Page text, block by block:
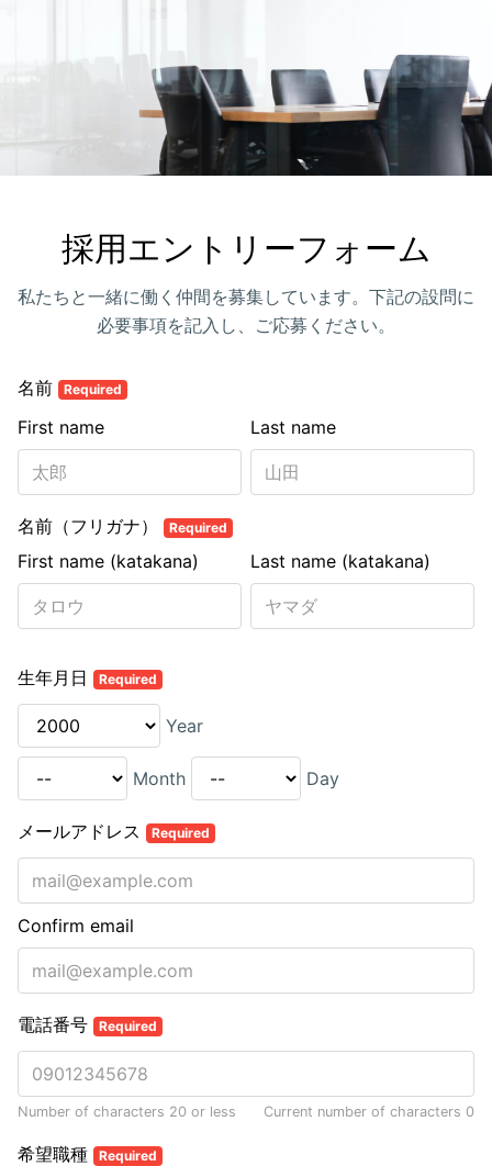
採用エントリーフォーム
私たちと一緒に働く仲間を募集しています。下記の設問に
必要事項を記入し、ご応募ください。
名前 Required
Last name
First name
名前（フリガナ） Required
Last name (katakana)
First name (katakana)
生年月日 Required
Year
Month Day
メールアドレス Required
Confirm email
電話番号 Required
Number of characters 20 or less Current number of characters 0
希望職種 Required